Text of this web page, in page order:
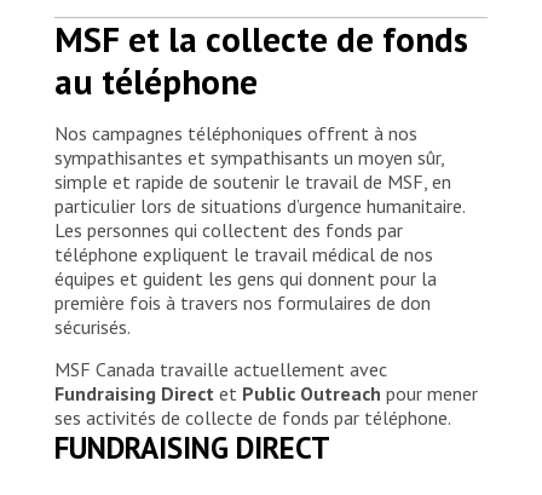
MSF et la collecte de fonds
au téléphone
Nos campagnes téléphoniques offrent à nos
sympathisantes et sympathisants un moyen sûr,
simple et rapide de soutenir le travail de MSF, en
particulier lors de situations d’urgence humanitaire.
Les personnes qui collectent des fonds par
téléphone expliquent le travail médical de nos
équipes et guident les gens qui donnent pour la
première fois à travers nos formulaires de don
sécurisés.
MSF Canada travaille actuellement avec
Fundraising Direct et Public Outreach pour mener
ses activités de collecte de fonds par téléphone.
FUNDRAISING DIRECT